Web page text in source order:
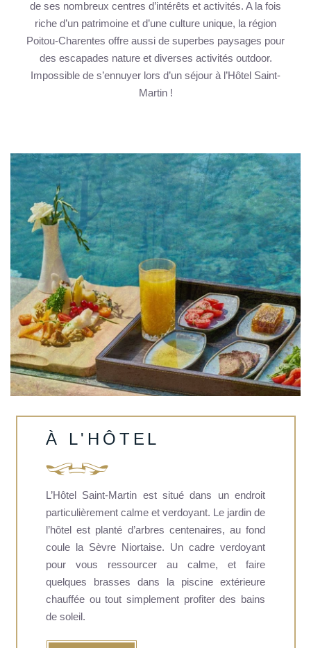
de ses nombreux centres d’intérêts et activités. A la fois
riche d’un patrimoine et d’une culture unique, la région
Poitou-Charentes offre aussi de superbes paysages pour
des escapades nature et diverses activités outdoor.
Impossible de s’ennuyer lors d’un séjour à l’Hôtel Saint-
Martin !
À L'HÔTEL
L’Hôtel Saint-Martin est situé dans un endroit
particulièrement calme et verdoyant. Le jardin de
l’hôtel est planté d’arbres centenaires, au fond
coule la Sèvre Niortaise. Un cadre verdoyant
pour vous ressourcer au calme, et faire
quelques brasses dans la piscine extérieure
chauffée ou tout simplement profiter des bains
de soleil.